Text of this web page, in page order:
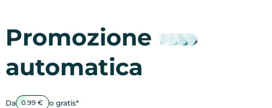
Promozione
automatica
Da 0.99 € o gratis*